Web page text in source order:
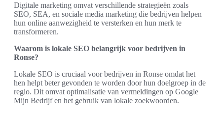
Digitale marketing omvat verschillende strategieën zoals
SEO, SEA, en sociale media marketing die bedrijven helpen
hun online aanwezigheid te versterken en hun merk te
transformeren.
Waarom is lokale SEO belangrijk voor bedrijven in
Ronse?
Lokale SEO is cruciaal voor bedrijven in Ronse omdat het
hen helpt beter gevonden te worden door hun doelgroep in de
regio. Dit omvat optimalisatie van vermeldingen op Google
Mijn Bedrijf en het gebruik van lokale zoekwoorden.